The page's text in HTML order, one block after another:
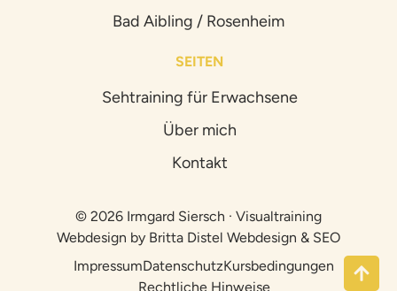
Bad Aibling / Rosenheim
SEITEN
Sehtraining für Erwachsene
Über mich
Kontakt
© 2026 Irmgard Siersch · Visualtraining
Webdesign by Britta Distel Webdesign & SEO
ImpressumDatenschutzKursbedingungen
Rechtliche Hinweise